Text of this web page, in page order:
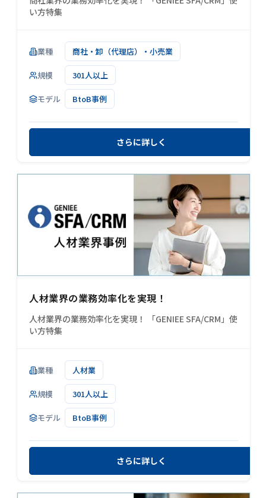
い方特集
業種 商社・卸（代理店）・小売業
規模 301人以上
モデル BtoB事例
さらに詳しく
人材業界の業務効率化を実現！
人材業界の業務効率化を実現！ 「GENIEE SFA/CRM」使
い方特集
業種 人材業
規模 301人以上
モデル BtoB事例
さらに詳しく